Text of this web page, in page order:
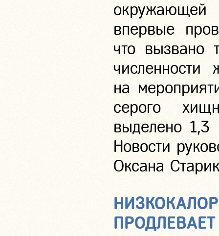
окружающей
впервые
что вызвано
численности
на
серого
выделено
Новости
Оксана